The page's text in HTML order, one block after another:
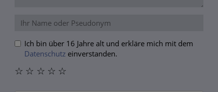
Ich bin über 16 Jahre alt und erkläre mich mit dem
Datenschutz einverstanden.
☆
☆
☆
☆
☆